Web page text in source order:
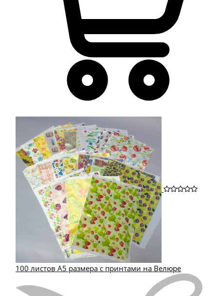
100 листов А5 размера с принтами на Велюре